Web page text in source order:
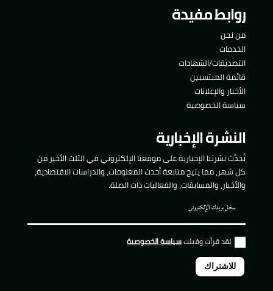
روابط مفيدة
من نحن
الخدمات
التصديقات/الشهادات
قائمة المنتسبين
الأخبار والإعلانات
سياسة الخصوصية
النشرة الإخبارية
تُحدَّث نشرتنا الإخبارية على موقعنا الإلكتروني في الثلث الأخير من
كل شهر، مما يتيح متابعة أحدث المعلومات، والدراسات الاقتصادية،
والأخبار، والمسابقات، والفعاليات ذات الصلة.
لقد قرأت وقبلتسياسة الخصوصية
للاشتراك